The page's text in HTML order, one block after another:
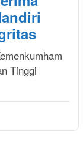
Tinggi